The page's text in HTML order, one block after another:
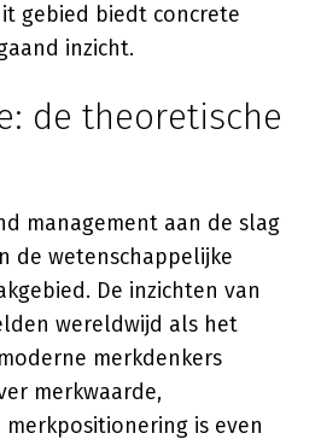
gebied biedt concrete
inzicht.
de theoretische
management aan de slag
de wetenschappelijke
De inzichten van
wereldwijd als het
merkdenkers
merkwaarde,
is even